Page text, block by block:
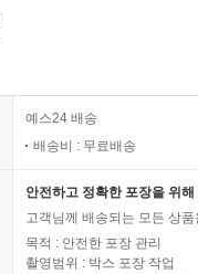
예스24 배송
배송비 : 무료배송
안전하고 정확한 포장을 위
고객님께 배송되는 모든 상
목적 : 안전한 포장 관리
촬영범위 : 박스 포장 작업